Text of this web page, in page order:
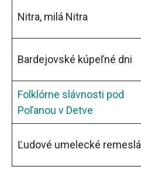
Nitra, milá Nitra
Bardejovské kúpeľné dni
Folklórne slávnosti pod
Poľanou v Detve
Ľudové umelecké remeslá